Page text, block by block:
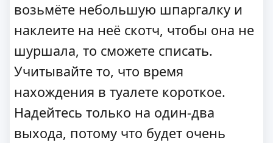
возьмёте небольшую шпаргалку и
наклеите на неё скотч, чтобы она не
шуршала, то сможете списать.
Учитывайте то, что время
нахождения в туалете короткое.
Надейтесь только на один-два
выхода, потому что будет очень